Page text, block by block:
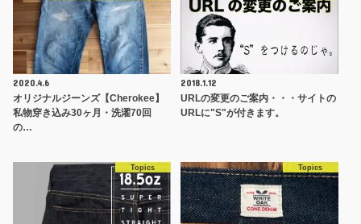
2020.4.6
オリジナルジーンズ【Cherokee】
私物穿き込み30ヶ月・洗濯70回
の…
2018.1.12
URLの変更のご案内・・・サイトの
URLに"S"が付きます。
Topics Topics